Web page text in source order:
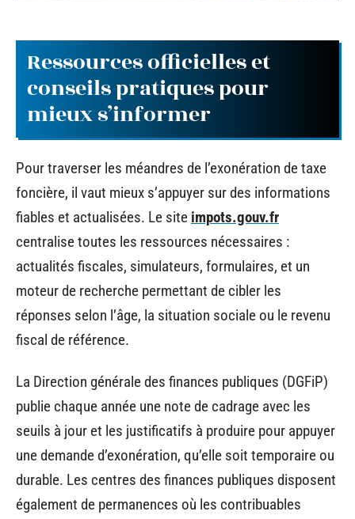
Ressources officielles et
conseils pratiques pour
mieux s’informer
Pour traverser les méandres de l’exonération de taxe
foncière, il vaut mieux s’appuyer sur des informations
fiables et actualisées. Le site impots.gouv.fr
centralise toutes les ressources nécessaires :
actualités fiscales, simulateurs, formulaires, et un
moteur de recherche permettant de cibler les
réponses selon l’âge, la situation sociale ou le revenu
fiscal de référence.
La Direction générale des finances publiques (DGFiP)
publie chaque année une note de cadrage avec les
seuils à jour et les justificatifs à produire pour appuyer
une demande d’exonération, qu’elle soit temporaire ou
durable. Les centres des finances publiques disposent
également de permanences où les contribuables